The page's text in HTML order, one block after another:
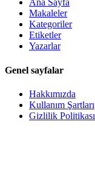
Ana Sayfa
Makaleler
Kategoriler
Etiketler
Yazarlar
Genel sayfalar
Hakkımızda
Kullanım Şartları
Gizlilik Politikası